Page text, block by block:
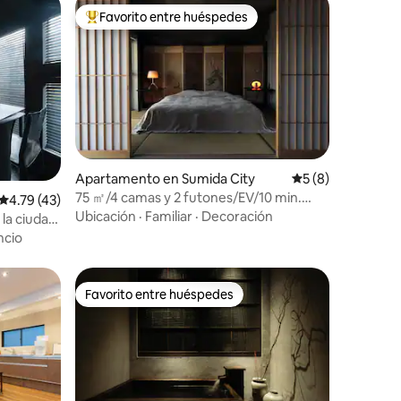
promedio: 4.79 de 5, 43 reseñas
4.79 (43)
ciudad
Favorito entre huéspedes preferido
Favorito entre huéspedes
Apartamento en Sumida City Calificación
5 (8)
75 ㎡/4 camas y 2 futones/EV/10 min.
Oshiage/Kitohana601
Ubicación · Familiar · Decoración
Favorito entre huéspedes
Favorito entre huéspedes